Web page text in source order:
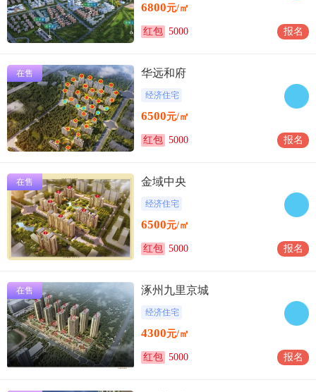
6800元/㎡
红包 5000 报名
在售 华远和府
经济住宅
6500元/㎡
红包 5000 报名
在售 金域中央
经济住宅
6500元/㎡
红包 5000 报名
在售 涿州九里京城
经济住宅
4300元/㎡
红包 5000 报名